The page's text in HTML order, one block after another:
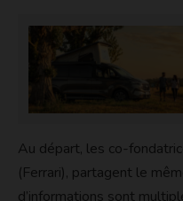
Au départ, les co-
(Ferrari), partagent le
d’informations sont